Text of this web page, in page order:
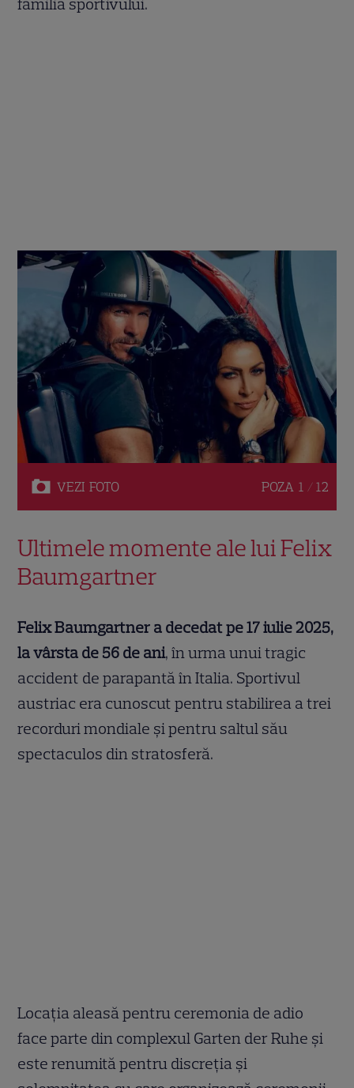
familia sportivului.
VEZI FOTO POZA 1 / 12
Ultimele momente ale lui Felix
Baumgartner
Felix Baumgartner a decedat pe 17 iulie 2025,
la vârsta de 56 de ani, în urma unui tragic
accident de parapantă în Italia. Sportivul
austriac era cunoscut pentru stabilirea a trei
recorduri mondiale și pentru saltul său
spectaculos din stratosferă.
Locația aleasă pentru ceremonia de adio
face parte din complexul Garten der Ruhe și
este renumită pentru discreția și